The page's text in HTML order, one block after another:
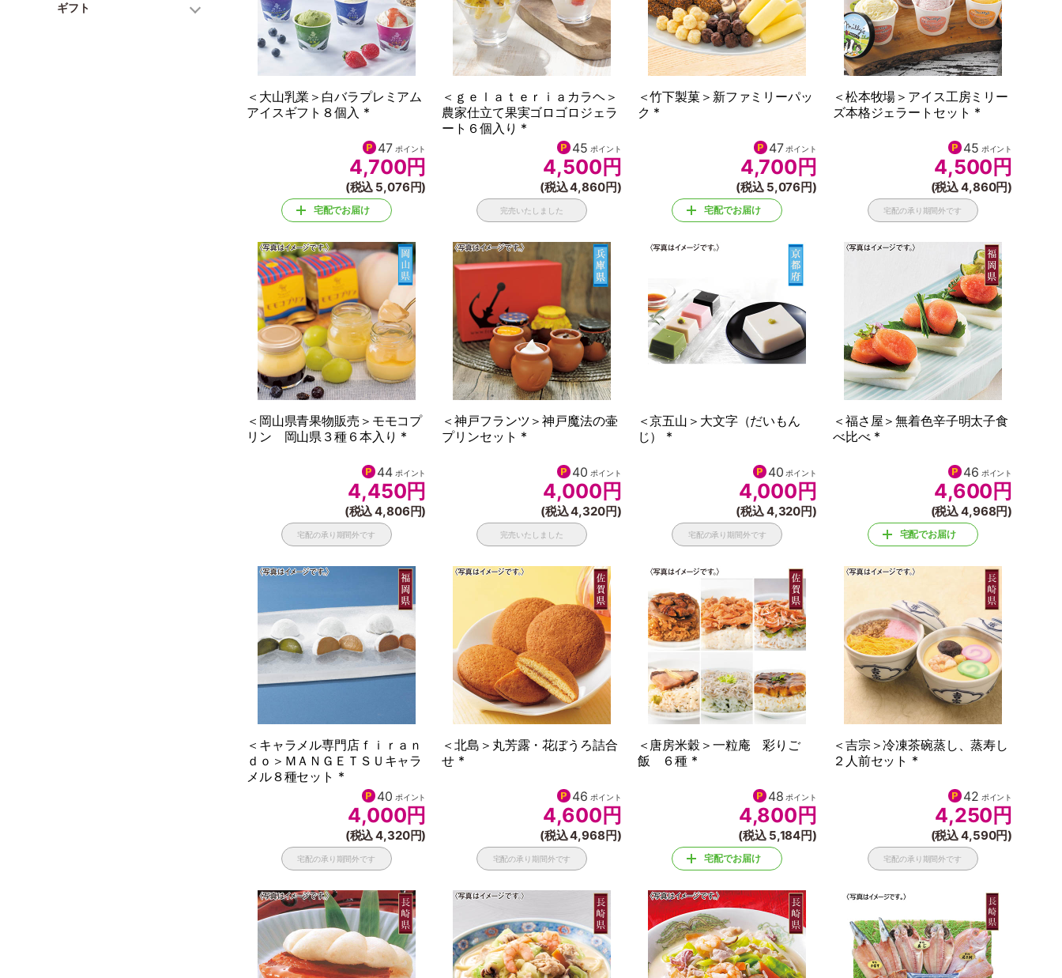
ギフト
＜大山乳業＞白バラプレミアム
アイスギフト８個入 *
47 ポイント
4,700円
(税込 5,076円)
宅配でお届け
＜ｇｅｌａｔｅｒｉａカラヘ＞
農家仕立て果実ゴロゴロジェラ
ート６個入り *
45 ポイント
4,500 円
(税込 4,860円)
完売いたしました
＜竹下製菓＞新ファミリーパッ
ク *
47 ポイント
4,700 円
(税込 5,076円)
宅配でお届け
＜松本牧場＞アイス工房ミリー
ズ本格ジェラートセット *
45 ポイント
4,500 円
(税込 4,860円)
宅配の承り期間外です
＜岡山県青果物販売＞モモコプ
リン 岡山県３種６本入り *
44 ポイント
4,450円
(税込 4,806円)
宅配の承り期間外です
＜神戸フランツ＞神戸魔法の壷
プリンセット *
40 ポイント
4,000 円
(税込 4,320円)
完売いたしました
＜京五山＞大文字（だいもん
じ） *
40 ポイント
4,000 円
(税込 4,320円)
宅配の承り期間外です
＜福さ屋＞無着色辛子明太子食
べ比べ *
46 ポイント
4,600 円
(税込 4,968円)
宅配でお届け
＜キャラメル専門店ｆｉｒａｎ
ｄｏ＞ＭＡＮＧＥＴＳＵキャラ
メル８種セット *
40 ポイント
4,000円
(税込 4,320円)
宅配の承り期間外です
＜北島＞丸芳露・花ぼうろ詰合
せ *
46 ポイント
4,600 円
(税込 4,968円)
宅配の承り期間外です
＜唐房米穀＞一粒庵 彩りご
飯 ６種 *
48 ポイント
4,800 円
(税込 5,184円)
宅配でお届け
＜吉宗＞冷凍茶碗蒸し、蒸寿し
２人前セット *
42 ポイント
4,250 円
(税込 4,590円)
宅配の承り期間外です